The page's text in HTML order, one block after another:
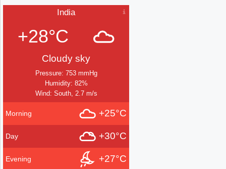
India
+28°C
Cloudy sky
Pressure: 753 mmHg
Humidity: 82%
Wind: South, 2.7 m/s
Morning +25°C
Day +30°C
Evening +27°C